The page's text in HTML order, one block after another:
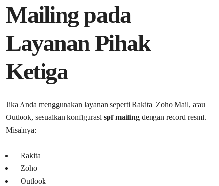
Mailing pada
Layanan Pihak
Ketiga
Jika Anda menggunakan layanan seperti Rakita, Zoho Mail, atau
Outlook, sesuaikan konfigurasi spf mailing dengan record resmi.
Misalnya:
Rakita
Zoho
Outlook